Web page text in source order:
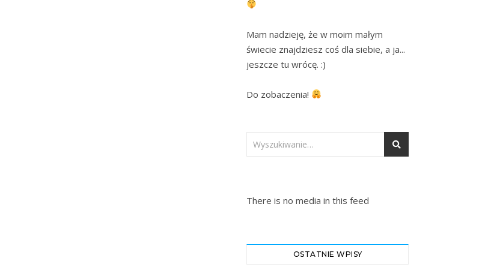
Mam nadzieję, że w moim małym
świecie znajdziesz coś dla siebie, a ja...
jeszcze tu wrócę. :)
Do zobaczenia!
There is no media in this feed
OSTATNIE WPISY